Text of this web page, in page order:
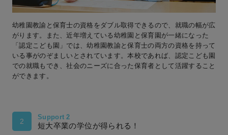
幼稚園教諭と保育士の資格をダブル取得できるので、就職の幅が広
がります。また、近年増えている幼稚園と保育園が一緒になった
「認定こども園」では、幼稚園教諭と保育士の両方の資格を持って
いる事がのぞましいとされています。本校であれば、認定こども園
での就職もでき、社会のニーズに合った保育者として活躍すること
ができます。
2
Support 2
短大卒業の学位が得られる！